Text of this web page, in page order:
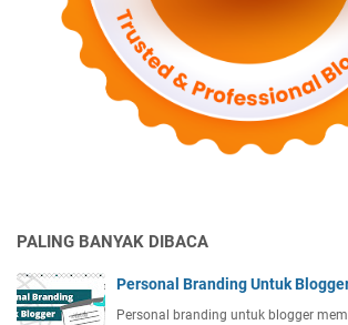
PALING BANYAK DIBACA
Personal Branding Untuk
Personal branding untuk blogger